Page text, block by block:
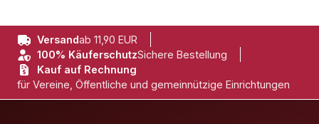
Versandab 11,90 EUR
100% KäuferschutzSichere Bestellung
Kauf auf Rechnung
für Vereine, Öffentliche und gemeinnützige Einrichtungen